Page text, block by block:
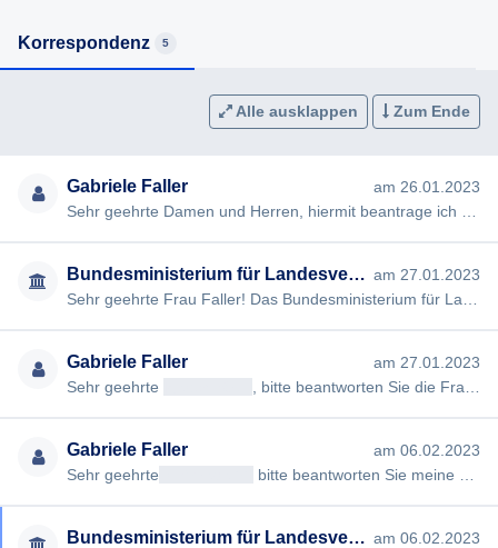
Korrespondenz 5
Alle ausklappen Zum Ende
Gabriele Faller
am 26.01.2023
Bundesministerium für Landesverteidigung am 27.01.2023
Gabriele Faller
am 27.01.2023
Sehr geehrte
, bitte beantworten Sie die Frage öffentlich. Mit freundlichen Grüßen Gabriele Faller …
Gabriele Faller
am 06.02.2023
Sehr geehrte
bitte beantworten Sie meine Frage auch öffentlich, nicht nur per Post. Eine Beantwortung…
Bundesministerium für Landesverteidigung am 06.02.2023